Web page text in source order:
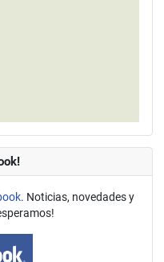
. Noticias, novedades y